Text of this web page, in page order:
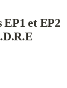
et EP2